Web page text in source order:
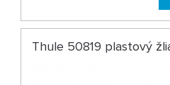
Thule 50819 plastový